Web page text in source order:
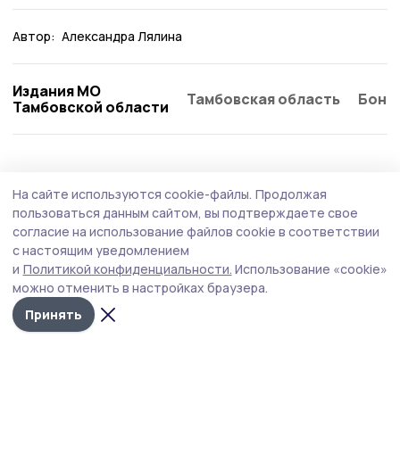
Автор: Александра Лялина
Издания МО
Тамбовской области
Тамбовская область
На сайте используются cookie-файлы. Продолжая
пользоваться данным сайтом, вы подтверждаете свое
согласие на использование файлов cookie в соответствии
с настоящим уведомлением
и Политикой конфиденциальности. Использование «cookie»
можно отменить в настройках браузера.
Принять